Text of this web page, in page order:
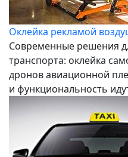
Оклейка рекламой
Современные решения
транспорта: оклейка
дронов авиационной
и функциональность